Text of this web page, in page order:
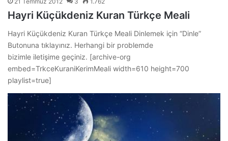
Hayri Küçükdeniz Kuran Türkçe Meali
Hayri Küçükdeniz Kuran Türkçe Meali Dinlemek için “Dinle”
Butonuna tıklayınız. Herhangi bir problemde
bizimle iletişime geçiniz. [archive-org
embed=TrkceKuraniKerimMeali width=610 height=700
playlist=true]